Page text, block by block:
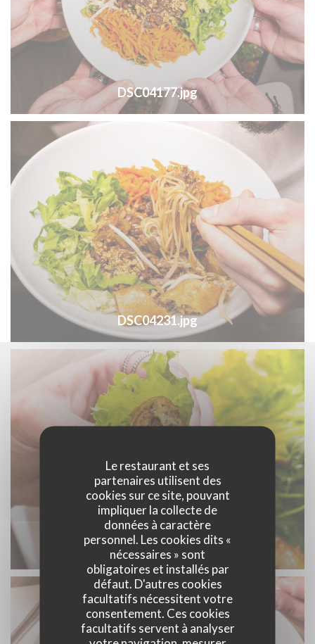
Le restaurant et ses
partenaires utilisent des
cookies sur ce site, pouvant
impliquer la collecte de
données à caractère
personnel. Les cookies dits «
nécessaires » sont
obligatoires et installés par
défaut. D'autres cookies
facultatifs nécessitent votre
consentement. Ces cookies
facultatifs servent à analyser
DSC04177.jpg
DSC04231.jpg
DSC04265.jpg